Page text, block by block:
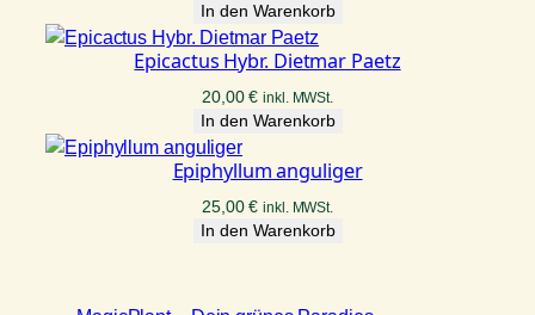
In den Warenkorb
Epicactus Hybr. Dietmar Paetz
20,00€ inkl. MWSt.
In den Warenkorb
Epiphyllum anguliger
25,00€ inkl. MWSt.
In den Warenkorb